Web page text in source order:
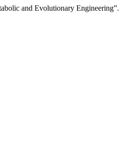
and Evolutionary Engineering”.